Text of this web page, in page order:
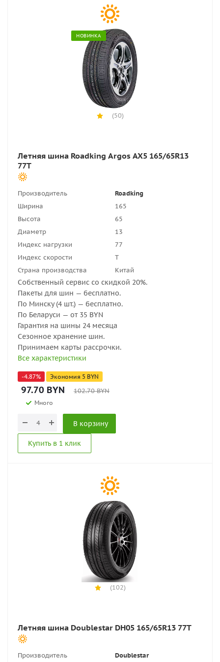
НОВИНКА
(50)
Летняя шина Roadking Argos AX5 165/65R13
77T
Производитель
Roadking
Ширина
165
Высота
65
Диаметр
13
Индекс нагрузки
77
Индекс скорости
T
Страна производства
Китай
Собственный сервис со скидкой 20%.
Пакеты для шин — бесплатно.
По Минску (4 шт.) — бесплатно.
По Беларуси — от 35 BYN
Гарантия на шины 24 месяца
Сезонное хранение шин.
Принимаем карты рассрочки.
Все характеристики
-4.87% Экономия 5 BYN
97.70 BYN 102.70BYN
Много
В корзину
Купить в 1 клик
(102)
Летняя шина Doublestar DH05 165/65R13 77T
Производитель Doublestar